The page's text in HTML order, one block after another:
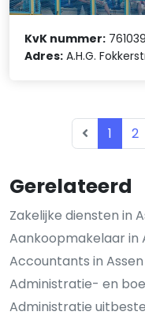
Gerelateerd
Zakelijke diensten in
Aankoopmakelaar in
Accountants in Assen
Administratie- en
Administratie
KvK nummer:
Adres: A.H.G.
1 2